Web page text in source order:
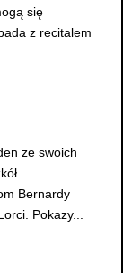
się
z recitalem
ze swoich
Bernardy
Pokazy...